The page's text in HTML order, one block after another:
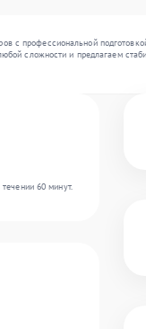
с профессиональной
сложности и предлагаем
60 минут.